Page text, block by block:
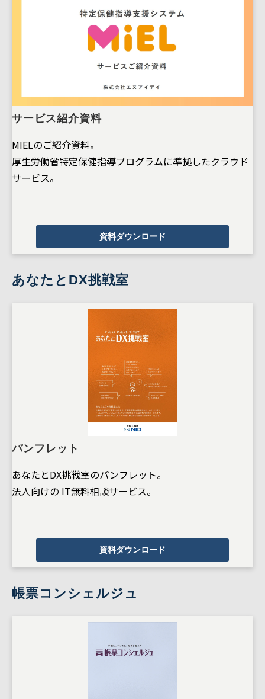
サービス紹介資料
MIELのご紹介資料。
厚生労働省特定保健指導プログラムに準拠したクラウド
サービス。
資料ダウンロード
あなたとDX挑戦室
パンフレット
あなたとDX挑戦室のパンフレット。
法人向けの IT無料相談サービス。
資料ダウンロード
帳票コンシェルジュ